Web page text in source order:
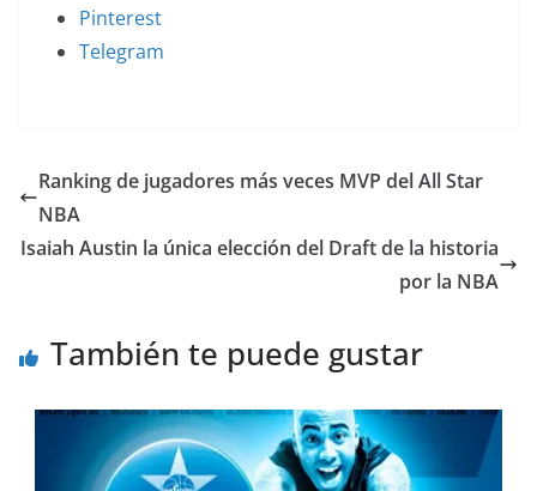
Pinterest
Telegram
Ranking de jugadores más veces MVP del All Star
NBA
Isaiah Austin la única elección del Draft de la historia
por la NBA
También te puede gustar